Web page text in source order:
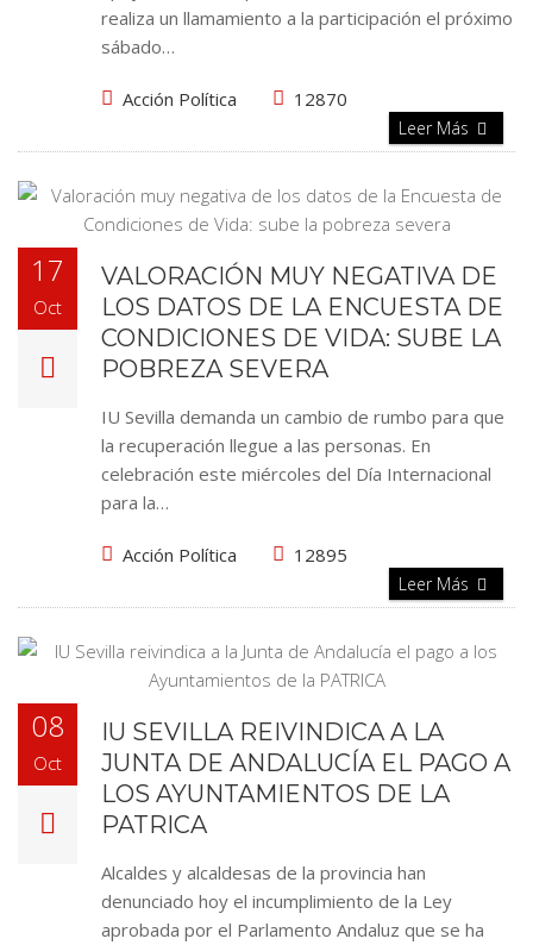
realiza un llamamiento a la participación el próximo
sábado…
Acción Política 12870
Leer Más
17
Oct
VALORACIÓN MUY NEGATIVA DE
LOS DATOS DE LA ENCUESTA DE
CONDICIONES DE VIDA: SUBE LA
POBREZA SEVERA
IU Sevilla demanda un cambio de rumbo para que
la recuperación llegue a las personas. En
celebración este miércoles del Día Internacional
para la…
Acción Política 12895
Leer Más
08
Oct
IU SEVILLA REIVINDICA A LA
JUNTA DE ANDALUCÍA EL PAGO A
LOS AYUNTAMIENTOS DE LA
PATRICA
Alcaldes y alcaldesas de la provincia han
denunciado hoy el incumplimiento de la Ley
aprobada por el Parlamento Andaluz que se ha